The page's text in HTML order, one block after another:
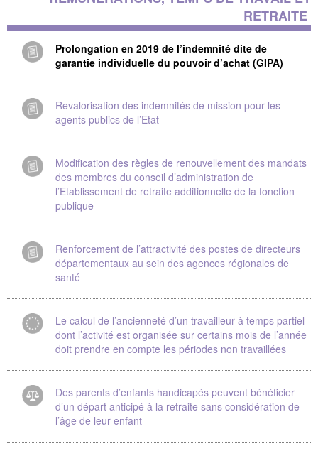
RETRAITE
Prolongation en 2019 de l’indemnité dite de
garantie individuelle du pouvoir d’achat (GIPA)
Revalorisation des indemnités de mission pour les
agents publics de l’Etat
Modification des règles de renouvellement des mandats
des membres du conseil d’administration de
l’Etablissement de retraite additionnelle de la fonction
publique
Renforcement de l’attractivité des postes de directeurs
départementaux au sein des agences régionales de
santé
Le calcul de l’ancienneté d’un travailleur à temps partiel
dont l’activité est organisée sur certains mois de l’année
doit prendre en compte les périodes non travaillées
Des parents d’enfants handicapés peuvent bénéficier
d’un départ anticipé à la retraite sans considération de
l’âge de leur enfant